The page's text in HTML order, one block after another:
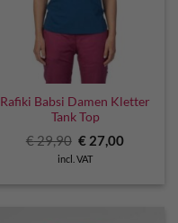
Rafiki Babsi Damen Kletter
Tank Top
€29,90 Original
price
was:
€ 27,00Current
incl. VAT